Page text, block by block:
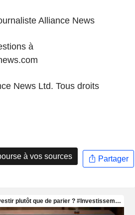
Alliance News
à
News Ltd. Tous droits
à vos sources Partager